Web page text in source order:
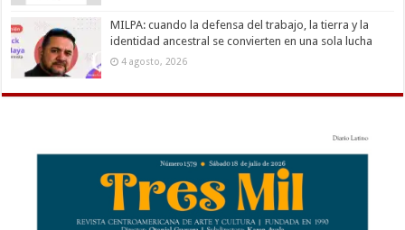
MILPA: cuando la defensa del trabajo, la tierra y la
identidad ancestral se convierten en una sola lucha
4 agosto, 2026